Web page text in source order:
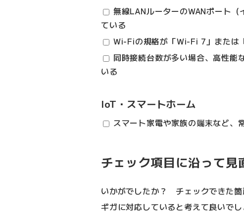
無線LANルーターのWANポート
ている
Wi-Fiの規格が「Wi-Fi 7」または
同時接続台数が多い場合、高性能
いる
IoT・スマートホーム
スマート家電や家族の端末など、
チェック項目に沿って見
いかがでしたか？ チェックできた
ギガに対応していると考えて良いでし